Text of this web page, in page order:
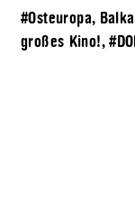
#Osteuropa,
großes Kino!,